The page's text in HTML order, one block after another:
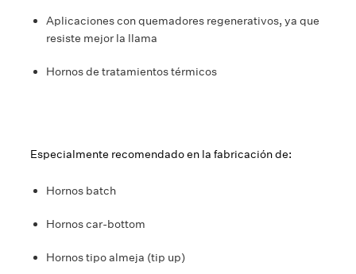
Aplicaciones con quemadores regenerativos, ya que
resiste mejor la llama
Hornos de tratamientos térmicos
Especialmente recomendado en la fabricación de:
Hornos batch
Hornos car-bottom
Hornos tipo almeja (tip up)